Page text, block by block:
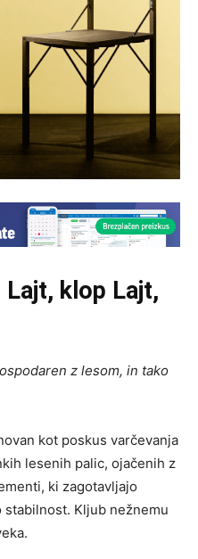
klop Lajt,
z lesom, in tako
kot poskus varčevanja
lesenih palic, ojačenih z
ki zagotavljajo
Kljub nežnemu